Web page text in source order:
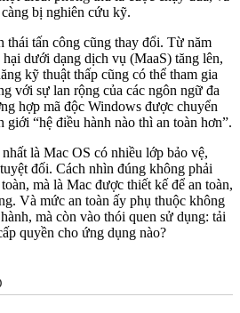
bị nghiên cứu kỹ.
thái tấn công cũng thay đổi. Từ năm
dưới dạng dịch vụ (MaaS) tăng lên,
kỹ thuật thấp cũng có thể tham gia
với sự lan rộng của các ngôn ngữ đa
hợp mã độc Windows được chuyển
giới “hệ điều hành nào thì an toàn hơn”.
là Mac OS có nhiều lớp bảo vệ,
đối. Cách nhìn đúng không phải
mà là Mac được thiết kế để an toàn,
Và mức an toàn ấy phụ thuộc không
mà còn vào thói quen sử dụng: tải
quyền cho ứng dụng nào?